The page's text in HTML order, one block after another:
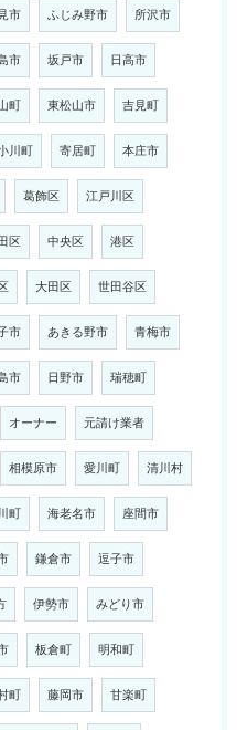
市 ふじみ野市 所沢市
市 坂戸市 日高市
町 東松山市 吉見町
川町 寄居町 本庄市
葛飾区 江戸川区
区 中央区 港区
大田区 世田谷区
市 あきる野市 青梅市
市 日野市 瑞穂町
オーナー 元請け業者
相模原市 愛川町 清川村
町 海老名市 座間市
鎌倉市 逗子市
伊勢市 みどり市
板倉町 明和町
町 藤岡市 甘楽町